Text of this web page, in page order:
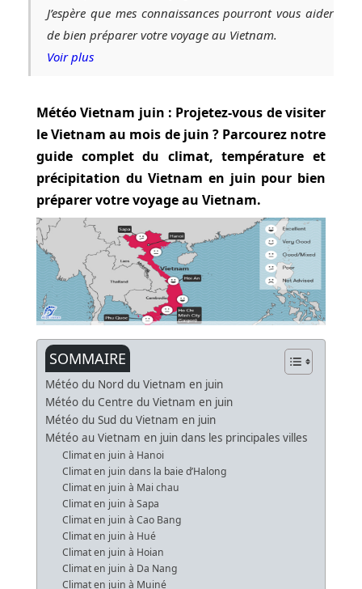
J’espère que mes connaissances pourront vous aider
de bien préparer votre voyage au Vietnam.
Voir plus
Météo Vietnam juin : Projetez-vous de visiter
le Vietnam au mois de juin ? Parcourez notre
guide complet du climat, température et
précipitation du Vietnam en juin pour bien
préparer votre voyage au Vietnam.
SOMMAIRE
Météo du Nord du Vietnam en juin
Météo du Centre du Vietnam en juin
Météo du Sud du Vietnam en juin
Météo au Vietnam en juin dans les principales villes
Climat en juin à Hanoi
Climat en juin dans la baie d’Halong
Climat en juin à Mai chau
Climat en juin à Sapa
Climat en juin à Cao Bang
Climat en juin à Hué
Climat en juin à Hoian
Climat en juin à Da Nang
Climat en juin à Muiné